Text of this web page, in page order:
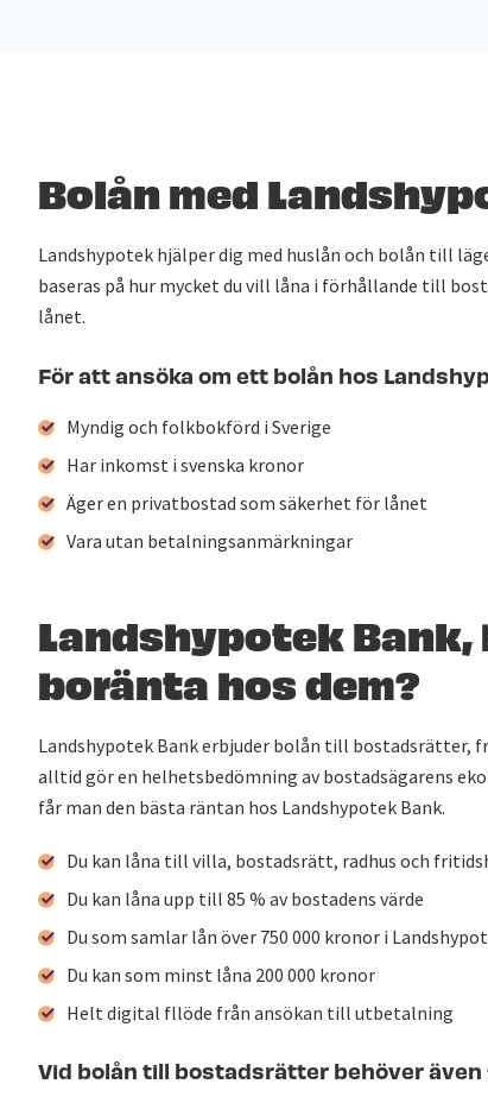
Bolån med
Landshypotek hjälper dig med huslån och bolån till
baseras på hur mycket du vill låna i förhållande till
lånet.
För att ansöka om ett bolån hos
Myndig och folkbokförd i Sverige
Har inkomst i svenska kronor
Äger en privatbostad som säkerhet för lånet
Vara utan betalningsanmärkningar
Landshypotek Bank,
boränta hos dem?
Landshypotek Bank erbjuder bolån till bostadsrätter,
alltid gör en helhetsbedömning av bostadsägarens
får man den bästa räntan hos Landshypotek Bank.
Du kan låna till villa, bostadsrätt, radhus och
Du kan låna upp till 85 % av bostadens värde
Du som samlar lån över 750 000 kronor i
Du kan som minst låna 200 000 kronor
Helt digital fllöde från ansökan till utbetalning
Vid bolån till bostadsrätter behöver